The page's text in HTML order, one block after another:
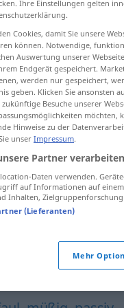
ɑbʕ)]
apathisch,träge
Ihre Einstellungen gelten
Cookies, damit Sie unsere
können. Notwendige,
Auswertung unserer
Endgerät gespeichert.
werden nur gespeichert,
geben. Klicken Sie ansonsten
Besuche unserer
möchten,
Hinweise zu der
unser Impressum.
Partner
Daten verwenden.
auf Informationen auf
Inhalten,
(Lieferanten)
Mehr